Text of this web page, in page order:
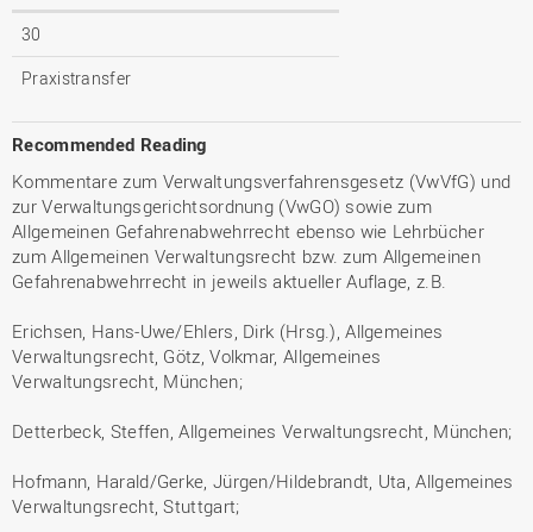
30
Praxistransfer
Recommended Reading
Kommentare zum Verwaltungsverfahrensgesetz (VwVfG) und
zur Verwaltungsgerichtsordnung (VwGO) sowie zum
Allgemeinen Gefahrenabwehrrecht ebenso wie Lehrbücher
zum Allgemeinen Verwaltungsrecht bzw. zum Allgemeinen
Gefahrenabwehrrecht in jeweils aktueller Auflage, z.B.
Erichsen, Hans-Uwe/Ehlers, Dirk (Hrsg.), Allgemeines
Verwaltungsrecht, Götz, Volkmar, Allgemeines
Verwaltungsrecht, München;
Detterbeck, Steffen, Allgemeines Verwaltungsrecht, München;
Hofmann, Harald/Gerke, Jürgen/Hildebrandt, Uta, Allgemeines
Verwaltungsrecht, Stuttgart;